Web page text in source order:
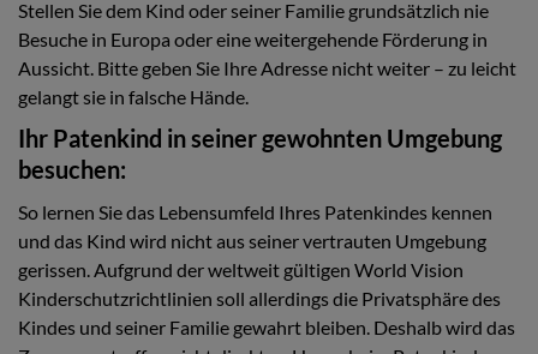
Stellen Sie dem Kind oder seiner Familie grundsätzlich nie
Besuche in Europa oder eine weitergehende Förderung in
Aussicht. Bitte geben Sie Ihre Adresse nicht weiter – zu leicht
gelangt sie in falsche Hände.
Ihr Patenkind in seiner gewohnten Umgebung
besuchen:
So lernen Sie das Lebensumfeld Ihres Patenkindes kennen
und das Kind wird nicht aus seiner vertrauten Umgebung
gerissen. Aufgrund der weltweit gültigen World Vision
Kinderschutzrichtlinien soll allerdings die Privatsphäre des
Kindes und seiner Familie gewahrt bleiben. Deshalb wird das